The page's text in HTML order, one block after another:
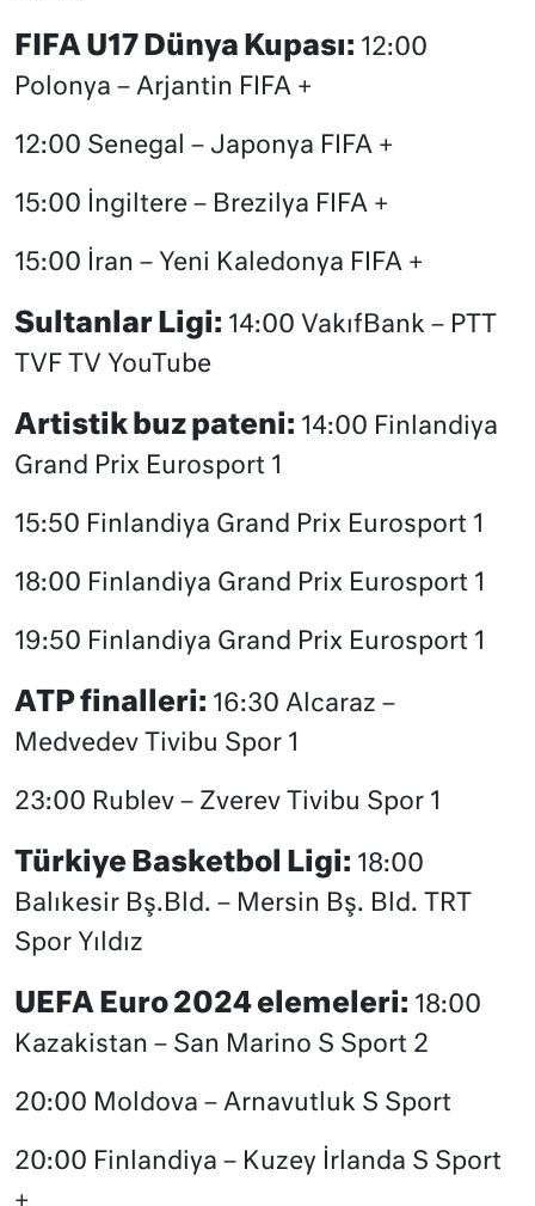
FIFA U17 Dünya Kupası: 12:00
Polonya – Arjantin FIFA +
12:00 Senegal – Japonya FIFA +
15:00 İngiltere – Brezilya FIFA +
15:00 İran – Yeni Kaledonya FIFA +
Sultanlar Ligi: 14:00 VakıfBank – PTT
TVF TV YouTube
Artistik buz pateni: 14:00 Finlandiya
Grand Prix Eurosport 1
15:50 Finlandiya Grand Prix Eurosport 1
18:00 Finlandiya Grand Prix Eurosport 1
19:50 Finlandiya Grand Prix Eurosport 1
ATP finalleri: 16:30 Alcaraz –
Medvedev Tivibu Spor 1
23:00 Rublev – Zverev Tivibu Spor 1
Türkiye Basketbol Ligi: 18:00
Balıkesir Bş.Bld. – Mersin Bş. Bld. TRT
Spor Yıldız
UEFA Euro 2024 elemeleri: 18:00
Kazakistan – San Marino S Sport 2
20:00 Moldova – Arnavutluk S Sport
20:00 Finlandiya – Kuzey İrlanda S Sport